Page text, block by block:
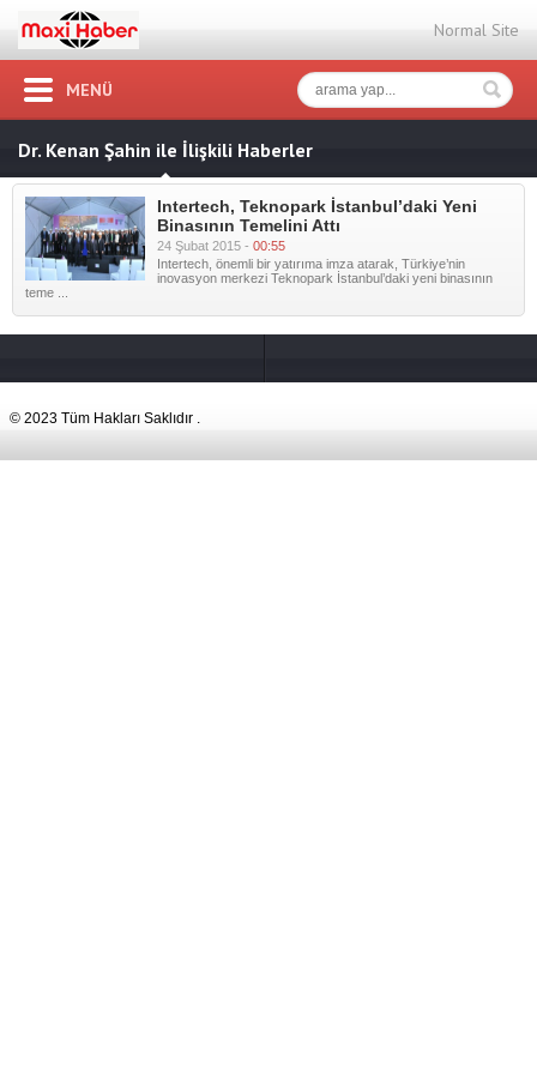
Normal Site
MENÜ
Dr. Kenan Şahin ile İlişkili Haberler
Intertech, Teknopark İstanbul’daki Yeni
Binasının Temelini Attı
24 Şubat 2015 - 00:55
Intertech, önemli bir yatırıma imza atarak, Türkiye’nin
inovasyon merkezi Teknopark İstanbul’daki yeni binasının
teme ...
© 2023 Tüm Hakları Saklıdır .